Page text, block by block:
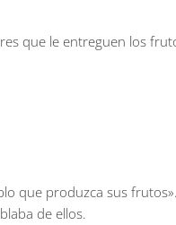
que le entreguen los
que produzca sus frutos».
de ellos.